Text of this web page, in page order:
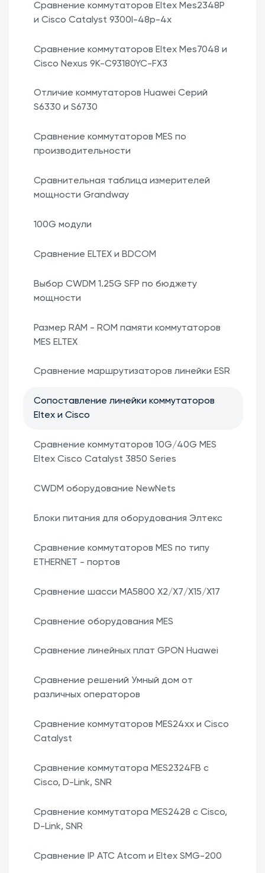
Сравнение коммутаторов Eltex Mes2348P
и Cisco Catalyst 9300l-48p-4x
Сравнение коммутаторов Eltex Mes7048 и
Cisco Nexus 9K-C93180YC-FX3
Отличие коммутаторов Huawei Серий
S6330 и S6730
Сравнение коммутаторов MES по
производительности
Сравнительная таблица измерителей
мощности Grandway
100G модули
Сравнение ELTEX и BDCOM
Выбор CWDM 1.25G SFP по бюджету
мощности
Размер RAM - ROM памяти коммутаторов
MES ELTEX
Сравнение маршрутизаторов линейки ESR
Сопоставление линейки коммутаторов
Eltex и Cisco
Сравнение коммутаторов 10G/40G MES
Eltex Cisco Catalyst 3850 Series
CWDM оборудование NewNets
Блоки питания для оборудования Элтекс
Сравнение коммутаторов MES по типу
ETHERNET - портов
Сравнение шасси MA5800 X2/X7/X15/X17
Сравнение оборудования MES
Сравнение линейных плат GPON Huawei
Сравнение решений Умный дом от
различных операторов
Сравнение коммутаторов MES24xx и Cisco
Catalyst
Сравнение коммутатора MES2324FB с
Cisco, D-Link, SNR
Сравнение коммутатора MES2428 с Cisco,
D-Link, SNR
Сравнение IP ATC Atcom и Eltex SMG-200